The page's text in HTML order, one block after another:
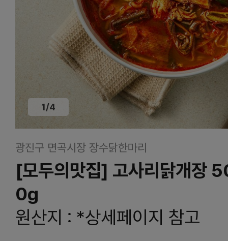
1/4
광진구 면곡시장 장수닭한마리
[모두의맛집] 고사리닭개장
0g
원산지 : *상세페이지 참고